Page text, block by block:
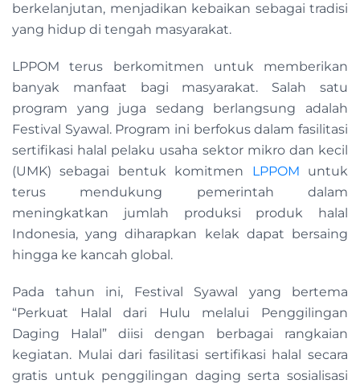
berkelanjutan, menjadikan kebaikan sebagai tradisi
yang hidup di tengah masyarakat.
LPPOM terus berkomitmen untuk memberikan
banyak manfaat bagi masyarakat. Salah satu
program yang juga sedang berlangsung adalah
Festival Syawal. Program ini berfokus dalam fasilitasi
sertifikasi halal pelaku usaha sektor mikro dan kecil
(UMK) sebagai bentuk komitmen LPPOM untuk
terus mendukung pemerintah dalam
meningkatkan jumlah produksi produk halal
Indonesia, yang diharapkan kelak dapat bersaing
hingga ke kancah global.
Pada tahun ini, Festival Syawal yang bertema
“Perkuat Halal dari Hulu melalui Penggilingan
Daging Halal” diisi dengan berbagai rangkaian
kegiatan. Mulai dari fasilitasi sertifikasi halal secara
gratis untuk penggilingan daging serta sosialisasi